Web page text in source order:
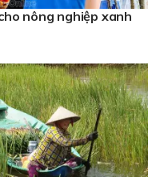
nông nghiệp xanh